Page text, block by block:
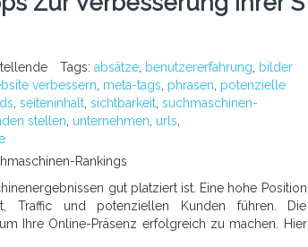
Tags: absätze benutzererfahrung
bilder
verbessern meta-tags phrasen potenzielle
seiteninhalt sichtbarkeit suchmaschinen-
stellen unternehmen urls
Rankings
gut platziert ist. Eine hohe Position
Traffic und potenziellen Kunden führen. Die
Ihre Online-Präsenz erfolgreich zu machen. Hier